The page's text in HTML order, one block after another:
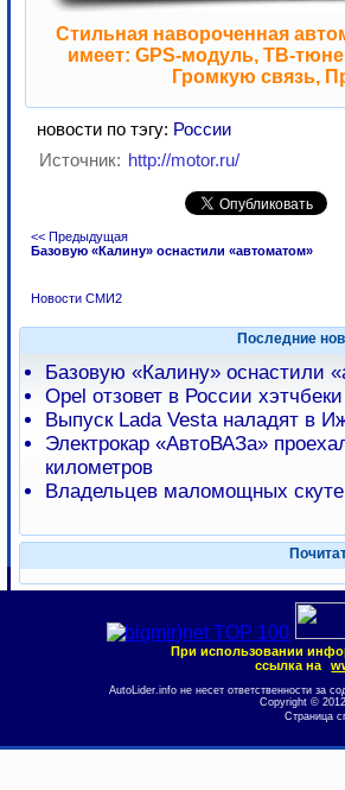
Стильная навороченная
имеет: GPS-модуль, ТВ-
Громкую связь,
новости по тэгу: России
Источник: http://motor.ru/
<< Предыдущая
Базовую «Калину» оснастили «автоматом»
Новости СМИ2
Последние
Базовую «Калину» оснастили
Opel отзовет в России
Выпуск Lada Vesta наладят в
Электрокар «АвтоВАЗа»
километров
Владельцев маломощных
При использовании
ссылка на
AutoLider.info не несет ответственности за
Copyright ©
Страница